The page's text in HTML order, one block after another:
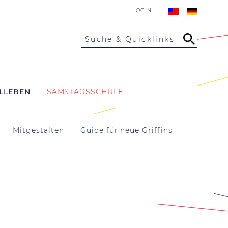
LOGIN
Suche & Quicklinks
SAMSTAGSSCHULE
Mitgestalten Guide für neue Griffins